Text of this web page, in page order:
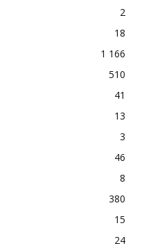
2
18
1 166
510
41
13
3
46
8
380
15
24